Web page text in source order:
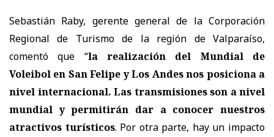
Sebastián Raby, gerente general de la Corporación
Regional de Turismo de la región de Valparaíso,
comentó que “la realización del Mundial de
Voleibol en San Felipe y Los Andes nos posiciona a
nivel internacional. Las transmisiones son a nivel
mundial y permitirán dar a conocer nuestros
atractivos turísticos. Por otra parte, hay un impacto